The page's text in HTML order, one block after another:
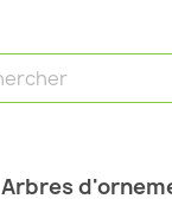
Arbres